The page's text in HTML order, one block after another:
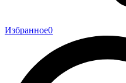
Избранное0